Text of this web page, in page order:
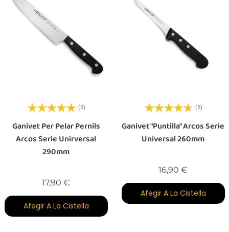
(5)
Ganivet Per Pelar Pernils
Arcos Serie Unirversal
290mm
17,90 €
Afegir A La Cistella
(5)
Ganivet "Puntilla" Arcos Serie
Universal 260mm
16,90 €
Afegir A La Cistella